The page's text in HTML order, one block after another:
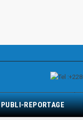
PUBLI-REPORTAGE